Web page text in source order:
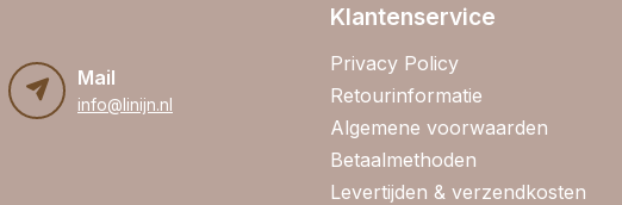
Mail
info@linijn.nl
Klantenservice
Privacy Policy
Retourinformatie
Algemene voorwaarden
Betaalmethoden
Levertijden & verzendkosten